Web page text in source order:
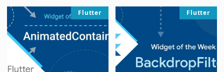
Flutter Flutter